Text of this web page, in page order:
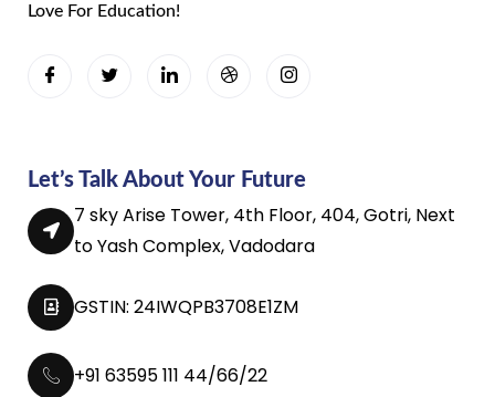
Love For Education!
Let’s Talk About Your Future
7 sky Arise Tower, 4th Floor, 404, Gotri, Next
to Yash Complex, Vadodara
GSTIN: 24IWQPB3708E1ZM
+91 63595 111 44/66/22